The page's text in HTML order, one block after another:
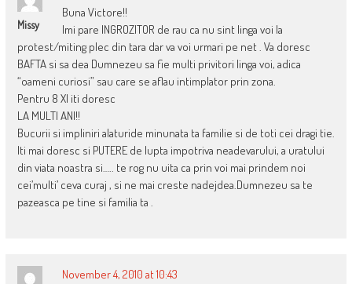
Missy
Buna Victore!!
Imi pare INGROZITOR de rau ca nu sint linga voi la
protest/miting plec din tara dar va voi urmari pe net . Va doresc
BAFTA si sa dea Dumnezeu sa fie multi privitori linga voi, adica
“oameni curiosi” sau care se aflau intimplator prin zona.
Pentru 8 XI iti doresc
LA MULTI ANI!!
Bucurii si impliniri alaturide minunata ta familie si de toti cei dragi tie.
Iti mai doresc si PUTERE de lupta impotriva neadevarului, a uratului
din viata noastra si….. te rog nu uita ca prin voi mai prindem noi
cei’multi’ ceva curaj , si ne mai creste nadejdea.Dumnezeu sa te
pazeasca pe tine si familia ta .
November 4, 2010 at 10:43